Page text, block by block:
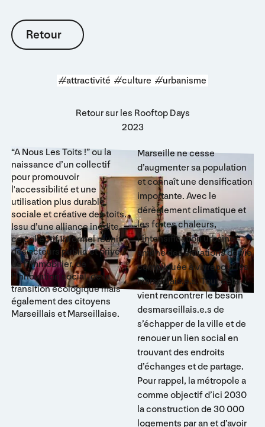
Retour
Retour
#attractivité #culture #urbanisme
Retour sur les Rooftop Days
2023
“A Nous Les Toits !” ou la
naissance d’un collectif
pour promouvoir
l'accessibilité et une
utilisation plus durable,
sociale et créative des toits.
Issu d’une alliance inédite,
ce collectif informel réunit
des acteurs public et privé
de l’immobilier, de
l’innovation social, de la
transition écologique mais
également des citoyens
Marseillais et Marseillaise.
Marseille ne cesse
d’augmenter sa population
et connaît une densification
importante. Avec le
dérèglement climatique et
les fortes chaleurs,
l’intensification urbaine
amène des situations de vie
compliquée à vivrepour les
marseillais.e.s. Tout cela
vient rencontrer le besoin
desmarseillais.e.s de
s’échapper de la ville et de
renouer un lien social en
trouvant des endroits
d’échanges et de partage.
Pour rappel, la métropole a
comme objectif d’ici 2030
la construction de 30 000
logements par an et d’avoir